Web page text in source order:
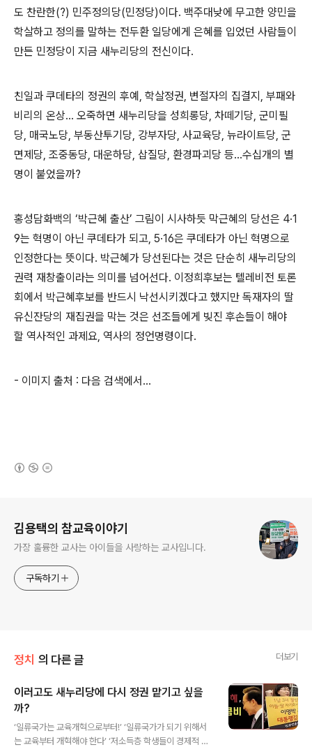
도 찬란한(?) 민주정의당(민정당)이다. 백주대낮에 무고한 양민을
학살하고 정의를 말하는 전두환 일당에게 은혜를 입었던 사람들이
만든 민정당이 지금 새누리당의 전신이다.
친일과 쿠데타의 정권의 후예, 학살정권, 변절자의 집결지, 부패와
비리의 온상... 오죽하면 새누리당을 성희롱당, 차떼기당, 군미필
당, 매국노당, 부동산투기당, 강부자당, 사교육당, 뉴라이트당, 군
면제당, 조중동당, 대운하당, 삽질당, 환경파괴당 등...수십개의 별
명이 붙었을까?
홍성담화백의 ‘박근혜 출산’ 그림이 시사하듯 막근혜의 당선은 4·1
9는 혁명이 아닌 쿠데타가 되고, 5·16은 쿠데타가 아닌 혁명으로
인정한다는 뜻이다. 박근혜가 당선된다는 것은 단순히 새누리당의
권력 재창출이라는 의미를 넘어선다. 이정희후보는 텔레비전 토론
회에서 박근혜후보를 반드시 낙선시키겠다고 했지만 독재자의 딸
유신잔당의 재집권을 막는 것은 선조들에게 빚진 후손들이 해야
할 역사적인 과제요, 역사의 정언명령이다.
- 이미지 출처 : 다음 검색에서...
김용택의 참교육이야기
가장 훌륭한 교사는 아이들을 사랑하는 교사입니다.
구독하기
정치 의 다른 글 더보기
이러고도 새누리당에 다시 정권 맡기고 싶을
까?
‘일류국가는 교육개혁으로부터!’ ‘일류국가가 되기 위해서
는 교육부터 개혁해야 한다’ ‘저소득층 학생들이 경제적 부